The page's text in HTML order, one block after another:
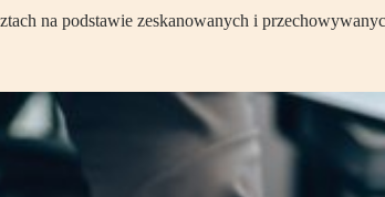
na podstawie zeskanowanych i